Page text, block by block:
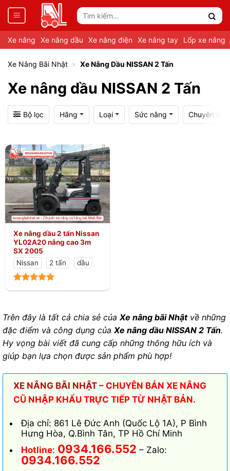
Tìm
kiếm:
Xe nâng
Xe nâng dầu Xe nâng điện Xe nâng tay Lốp xe nâng
Xe Nâng Bãi Nhật » Xe Nâng Dầu NISSAN 2 Tấn
Xe nâng dầu NISSAN 2 Tấn
Bộ lọc Hãng Loại Sức nâng Chuyên
Xe nâng dầu 2 tấn Nissan
YL02A20 nâng cao 3m
SX 2005
Nissan
2 tấn dầu
Trên đây là tất cả chia sẻ của Xe nâng bãi Nhậtvề những
đặc điểm và công dụng của Xe nâng dầu NISSAN 2 Tấn.
Hy vọng bài viết đã cung cấp những thông hữu ích và
giúp bạn lựa chọn được sản phẩm phù hợp!
XE NÂNG BÃI NHẬT – CHUYÊN BÁN XE NÂNG
CŨ NHẬP KHẨU TRỰC TIẾP TỪ NHẬT BẢN.
Địa chỉ: 861 Lê Đức Anh (Quốc Lộ 1A), P Bình
Hưng Hòa, Q.Bình Tân, TP Hồ Chí Minh
Hotline: 0934.166.552 – Zalo:
0934.166.552